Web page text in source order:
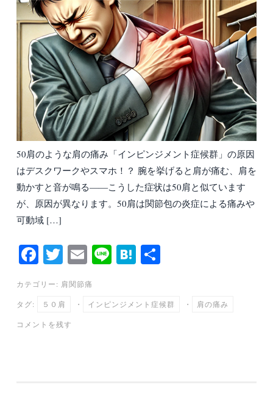
50肩のような肩の痛み「インピンジメント症候群」の原因
はデスクワークやスマホ！？ 腕を挙げると肩が痛む、肩を
動かすと音が鳴る――こうした症状は50肩と似ています
が、原因が異なります。50肩は関節包の炎症による痛みや
可動域 […]
Fa
ce
bo
ok
T
wi
tte
r
E
m
ail
Li H
a
カテゴリー: 肩関節痛
タグ: ５０肩 ・ インピンジメント症候群 ・ 肩の痛み
コメントを残す